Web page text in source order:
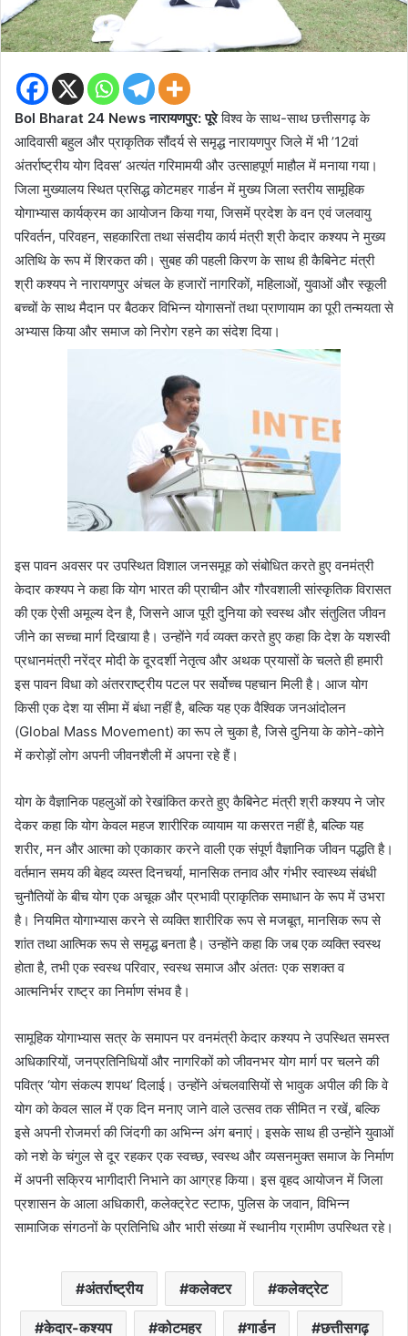
Bol Bharat 24 News नारायणपुर: पूरेविश्व के साथ-साथ छत्तीसगढ़ के
आदिवासी बहुल और प्राकृतिक सौंदर्य से समृद्ध नारायणपुर जिले में भी ’12वां
अंतर्राष्ट्रीय योग दिवस’ अत्यंत गरिमामयी और उत्साहपूर्ण माहौल में मनाया गया।
जिला मुख्यालय स्थित प्रसिद्ध कोटमहर गार्डन में मुख्य जिला स्तरीय सामूहिक
योगाभ्यास कार्यक्रम का आयोजन किया गया, जिसमें प्रदेश के वन एवं जलवायु
परिवर्तन, परिवहन, सहकारिता तथा संसदीय कार्य मंत्री श्री केदार कश्यप ने मुख्य
अतिथि के रूप में शिरकत की। सुबह की पहली किरण के साथ ही कैबिनेट मंत्री
श्री कश्यप ने नारायणपुर अंचल के हजारों नागरिकों, महिलाओं, युवाओं और स्कूली
बच्चों के साथ मैदान पर बैठकर विभिन्न योगासनों तथा प्राणायाम का पूरी तन्मयता से
अभ्यास किया और समाज को निरोग रहने का संदेश दिया।
इस पावन अवसर पर उपस्थित विशाल जनसमूह को संबोधित करते हुए वनमंत्री
केदार कश्यप ने कहा कि योग भारत की प्राचीन और गौरवशाली सांस्कृतिक विरासत
की एक ऐसी अमूल्य देन है, जिसने आज पूरी दुनिया को स्वस्थ और संतुलित जीवन
जीने का सच्चा मार्ग दिखाया है। उन्होंने गर्व व्यक्त करते हुए कहा कि देश के यशस्वी
प्रधानमंत्री नरेंद्र मोदी के दूरदर्शी नेतृत्व और अथक प्रयासों के चलते ही हमारी
इस पावन विधा को अंतरराष्ट्रीय पटल पर सर्वोच्च पहचान मिली है। आज योग
किसी एक देश या सीमा में बंधा नहीं है, बल्कि यह एक वैश्विक जनआंदोलन
(Global Mass Movement) का रूप ले चुका है, जिसे दुनिया के कोने-कोने
में करोड़ों लोग अपनी जीवनशैली में अपना रहे हैं।
योग के वैज्ञानिक पहलुओं को रेखांकित करते हुए कैबिनेट मंत्री श्री कश्यप ने जोर
देकर कहा कि योग केवल महज शारीरिक व्यायाम या कसरत नहीं है, बल्कि यह
शरीर, मन और आत्मा को एकाकार करने वाली एक संपूर्ण वैज्ञानिक जीवन पद्धति है।
वर्तमान समय की बेहद व्यस्त दिनचर्या, मानसिक तनाव और गंभीर स्वास्थ्य संबंधी
चुनौतियों के बीच योग एक अचूक और प्रभावी प्राकृतिक समाधान के रूप में उभरा
है। नियमित योगाभ्यास करने से व्यक्ति शारीरिक रूप से मजबूत, मानसिक रूप से
शांत तथा आत्मिक रूप से समृद्ध बनता है। उन्होंने कहा कि जब एक व्यक्ति स्वस्थ
होता है, तभी एक स्वस्थ परिवार, स्वस्थ समाज और अंततः एक सशक्त व
आत्मनिर्भर राष्ट्र का निर्माण संभव है।
सामूहिक योगाभ्यास सत्र के समापन पर वनमंत्री केदार कश्यप ने उपस्थित समस्त
अधिकारियों, जनप्रतिनिधियों और नागरिकों को जीवनभर योग मार्ग पर चलने की
पवित्र ‘योग संकल्प शपथ’ दिलाई। उन्होंने अंचलवासियों से भावुक अपील की कि वे
योग को केवल साल में एक दिन मनाए जाने वाले उत्सव तक सीमित न रखें, बल्कि
इसे अपनी रोजमर्रा की जिंदगी का अभिन्न अंग बनाएं। इसके साथ ही उन्होंने युवाओं
को नशे के चंगुल से दूर रहकर एक स्वच्छ, स्वस्थ और व्यसनमुक्त समाज के निर्माण
में अपनी सक्रिय भागीदारी निभाने का आग्रह किया। इस वृहद आयोजन में जिला
प्रशासन के आला अधिकारी, कलेक्ट्रेट स्टाफ, पुलिस के जवान, विभिन्न
सामाजिक संगठनों के प्रतिनिधि और भारी संख्या में स्थानीय ग्रामीण उपस्थित रहे।
अंतर्राष्ट्रीय कलेक्टर कलेक्ट्रेट
केदार-कश्यप कोटमहर गार्डन छत्तीसगढ़